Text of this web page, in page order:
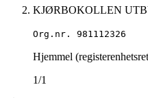
KJØRBOKOLLEN
Org.nr. 981112326
Hjemmel
1/1